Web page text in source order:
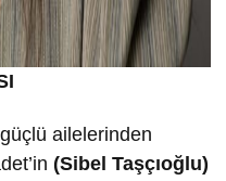
ailelerinden
(Sibel Taşçıoğlu)